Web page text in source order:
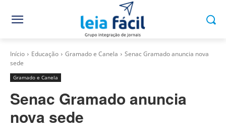
Início Educação Gramado e Canela
Senac Gramado anuncia nova
sede
Gramado e Canela
Senac Gramado anuncia
nova sede